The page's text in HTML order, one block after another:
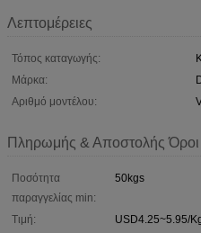
Λεπτομέρειες
Τόπος καταγωγής:
Μάρκα:
Αριθμό μοντέλου:
Πληρωμής & Αποστολής Όροι
Ποσότητα
παραγγελίας min:
50kgs
Τιμή:
USD4.25~5.95/